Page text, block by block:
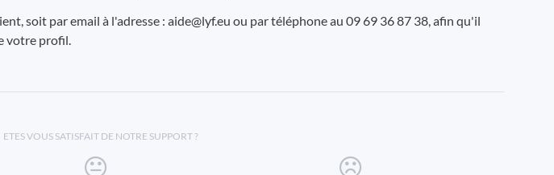
soit par email à l'adresse : aide@lyf.eu ou par téléphone au 09 69 36 87 38, afin qu'il
votre profil.
ETES VOUS SATISFAIT DE NOTRE SUPPORT ?